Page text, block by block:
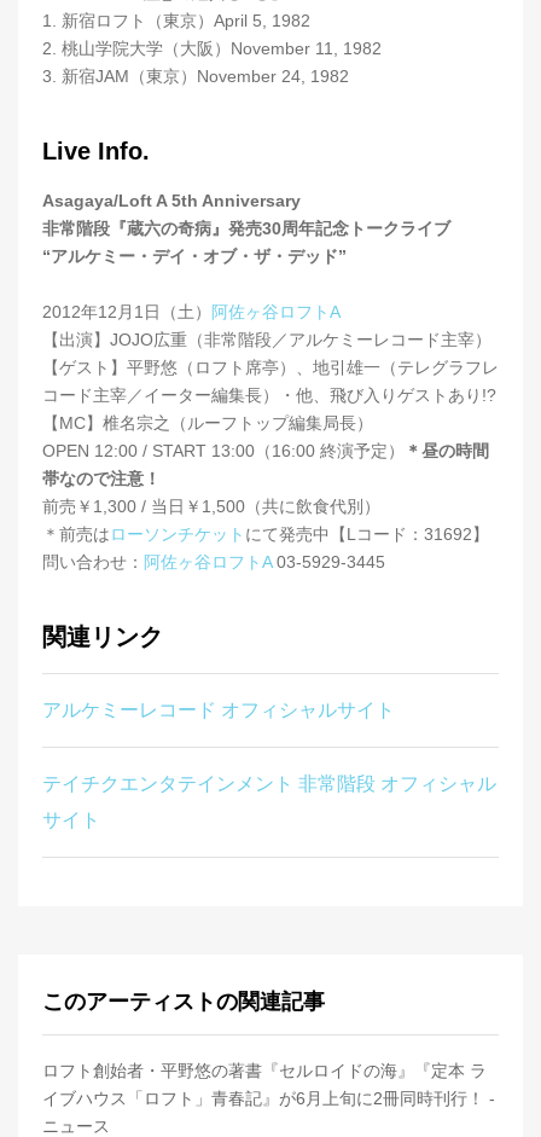
1. 新宿ロフト（東京）April 5, 1982
2. 桃山学院大学（大阪）November 11, 1982
3. 新宿JAM（東京）November 24, 1982
Live Info.
Asagaya/Loft A 5th Anniversary
非常階段『蔵六の奇病』発売30周年記念トークライブ
“アルケミー・デイ・オブ・ザ・デッド”
2012年12月1日（土）
阿佐ヶ谷ロフトA
【出演】JOJO広重（非常階段／アルケミーレコード主宰）
【ゲスト】平野悠（ロフト席亭）、地引雄一（テレグラフレ
コード主宰／イーター編集長）・他、飛び入りゲストあり!?
【MC】椎名宗之（ルーフトップ編集局長）
OPEN 12:00 / START 13:00（16:00 終演予定）
＊昼の時間
帯なので注意！
前売￥1,300 / 当日￥1,500（共に飲食代別）
＊前売はローソンチケット にて発売中【Lコード：31692】
問い合わせ： 阿佐ヶ谷ロフトA03-5929-3445
関連リンク
アルケミーレコード オフィシャルサイト
テイチクエンタテインメント 非常階段 オフィシャル
サイト
このアーティストの関連記事
ロフト創始者・平野悠の著書『セルロイドの海』『定本 ラ
イブハウス「ロフト」青春記』が6月上旬に2冊同時刊行！ -
ニュース